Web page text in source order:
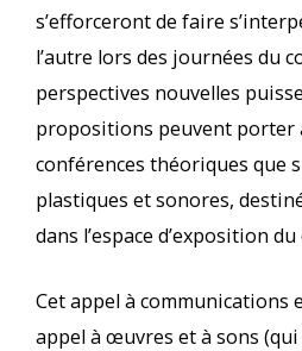
s’efforceront de faire
l’autre lors des journées du
perspectives nouvelles
propositions peuvent porter
conférences théoriques que
plastiques et sonores,
dans l’espace d’exposition
Cet appel à communications
appel à œuvres et à sons